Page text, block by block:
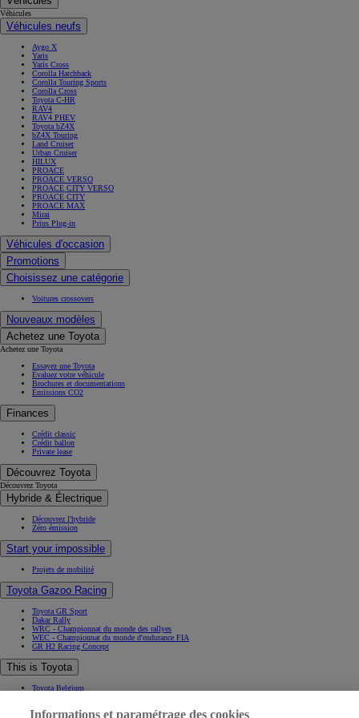
Véhicules
Véhicules neufs
Aygo X
Yaris
Yaris Cross
Corolla Hatchback
Corolla Touring Sports
Corolla Cross
Toyota C-HR
RAV4
RAV4 PHEV
Toyota bZ4X
bZ4X Touring
Land Cruiser
Urban Cruiser
HILUX
PROACE
PROACE VERSO
PROACE CITY VERSO
PROACE CITY
PROACE MAX
Mirai
Prius Plug-in
Véhicules d'occasion
Promotions
Choisissez une catégorie
Voitures crossovers
Nouveaux modèles
Achetez une Toyota
Achetez une Toyota
Essayez une Toyota
Évaluez votre véhicule
Brochures et documentations
Émissions CO2
Finances
Crédit classic
Crédit ballon
Private lease
Découvrez Toyota
Découvrez Toyota
Hybride & Électrique
Découvrez l'hybride
Zéro émission
Start your impossible
Projets de mobilité
Toyota Gazoo Racing
Toyota GR Sport
Dakar Rally
WRC - Championnat du monde des rallyes
WEC - Championnat du monde d'endurance FIA
GR H2 Racing Concept
This is Toyota
Toyota Belgium
Informations et paramétrage des cookies